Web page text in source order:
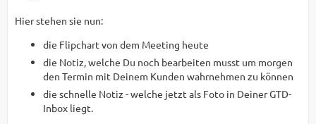
Hier stehen sie nun:
die Flipchart von dem Meeting heute
die Notiz, welche Du noch bearbeiten musst um morgen
den Termin mit Deinem Kunden wahrnehmen zu können
die schnelle Notiz - welche jetzt als Foto in Deiner GTD-
Inbox liegt.